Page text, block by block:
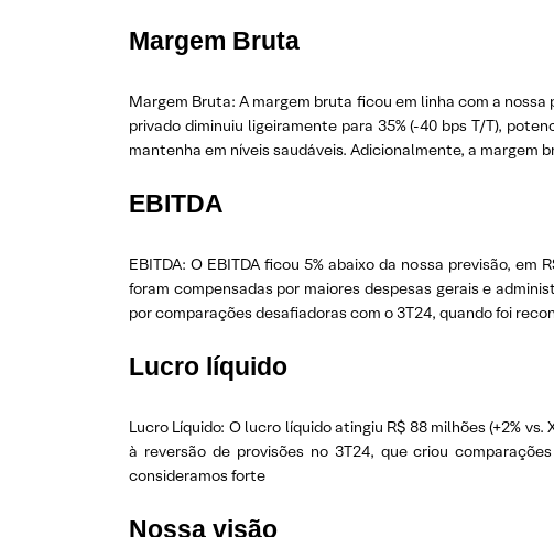
Margem Bruta
Margem Bruta: A margem bruta ficou em linha com a
privado diminuiu ligeiramente para 35% (-40 bps T/T),
mantenha em níveis saudáveis. Adicionalmente, a margem
EBITDA
EBITDA: O EBITDA ficou 5% abaixo da nossa previsão,
foram compensadas por maiores despesas gerais e
por comparações desafiadoras com o 3T24, quando foi
Lucro líquido
Lucro Líquido: O lucro líquido atingiu R$ 88 milhões (+2%
à reversão de provisões no 3T24, que criou
consideramos forte
Nossa visão